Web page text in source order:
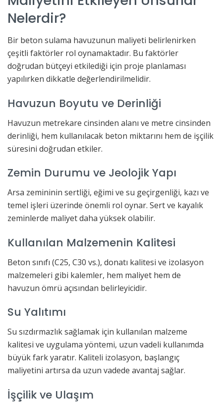
Nelerdir?
Bir beton sulama havuzunun maliyeti belirlenirken
çeşitli faktörler rol oynamaktadır. Bu faktörler
doğrudan bütçeyi etkilediği için proje planlaması
yapılırken dikkatle değerlendirilmelidir.
Havuzun Boyutu ve Derinliği
Havuzun metrekare cinsinden alanı ve metre cinsinden
derinliği, hem kullanılacak beton miktarını hem de işçilik
süresini doğrudan etkiler.
Zemin Durumu ve Jeolojik Yapı
Arsa zemininin sertliği, eğimi ve su geçirgenliği, kazı ve
temel işleri üzerinde önemli rol oynar. Sert ve kayalık
zeminlerde maliyet daha yüksek olabilir.
Kullanılan Malzemenin Kalitesi
Beton sınıfı (C25, C30 vs.), donatı kalitesi ve izolasyon
malzemeleri gibi kalemler, hem maliyet hem de
havuzun ömrü açısından belirleyicidir.
Su Yalıtımı
Su sızdırmazlık sağlamak için kullanılan malzeme
kalitesi ve uygulama yöntemi, uzun vadeli kullanımda
büyük fark yaratır. Kaliteli izolasyon, başlangıç
maliyetini artırsa da uzun vadede avantaj sağlar.
İşçilik ve Ulaşım